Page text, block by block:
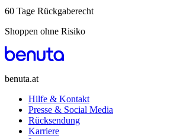
60 Tage Rückgaberecht
Shoppen ohne Risiko
benuta.at
Hilfe & Kontakt
Presse & Social Media
Rücksendung
Karriere